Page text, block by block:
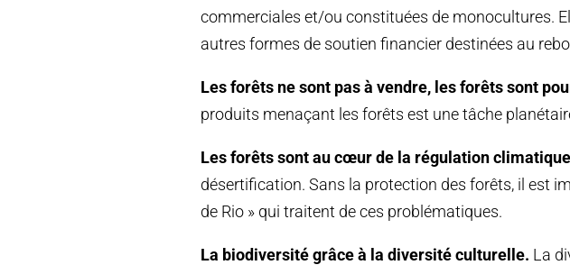
commerciales et/ou constituées de monocultures.
autres formes de soutien financier destinées au
Les forêts ne sont pas à vendre, les forêts sont
produits menaçant les forêts est une tâche
Les forêts sont au cœur de la régulation
désertification. Sans la protection des forêts, il est
de Rio » qui traitent de ces problématiques.
La biodiversité grâce à la diversité culturelle. La